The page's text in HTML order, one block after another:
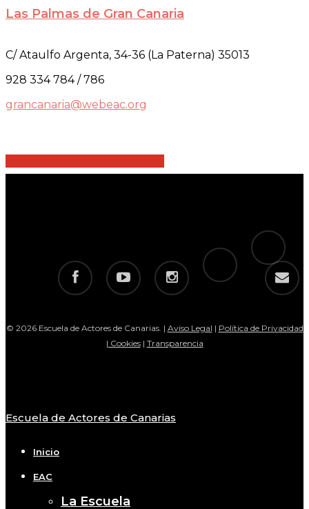
Las Palmas de Gran Canaria
C/ Ataulfo Argenta, 34-36 (La Paterna) 35013
928 334 784 / 786
grancanaria@webeac.org
facebook youtube instagram
telegram
tiktok
email
© 2026 Escuela de Actores de Canarias. | Aviso Legal | Política de Privacidad
| Cookies| Transparencia
Close
Escuela de Actores de Canarias
Inicio
EAC
La Escuela